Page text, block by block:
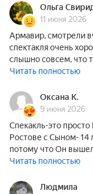
Ольга
11 июня 2026
Армавир, смотрели
спектакля очень
слышно совсем, что
Читать полностью
Оксана К.
9 июня 2026
Спекакль-это
Ростове с Сыном- 14
потому что Он
Читать полностью
Людмила